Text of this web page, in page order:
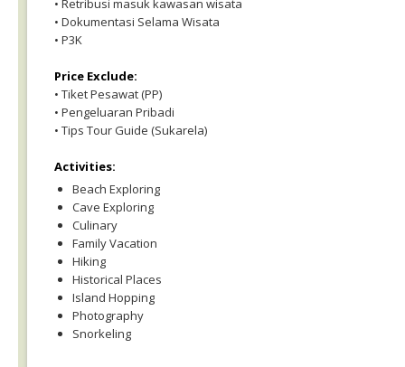
• Retribusi masuk kawasan wisata
• Dokumentasi Selama Wisata
• P3K
Price Exclude:
• Tiket Pesawat (PP)
• Pengeluaran Pribadi
• Tips Tour Guide (Sukarela)
Activities:
Beach Exploring
Cave Exploring
Culinary
Family Vacation
Hiking
Historical Places
Island Hopping
Photography
Snorkeling